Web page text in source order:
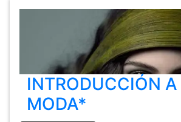
INTRODUCCIÓN
MODA*